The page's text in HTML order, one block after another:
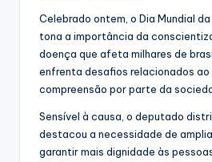
Celebrado ontem, o Dia Mundial
tona a importância da
doença que afeta milhares de
enfrenta desafios relacionados
compreensão por parte da
Sensível à causa, o deputado
destacou a necessidade de
garantir mais dignidade às